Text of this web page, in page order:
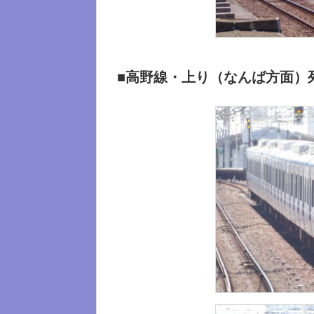
■高野線・上り（なんば方面）